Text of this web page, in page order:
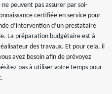
peuvent pas assurer par soi-
certifiée en service pour
d’intervention d’un prestataire
La préparation budgétaire est à
des travaux. Et pour cela, il
avez besoin afin de prévoyez
pas à utiliser votre temps pour